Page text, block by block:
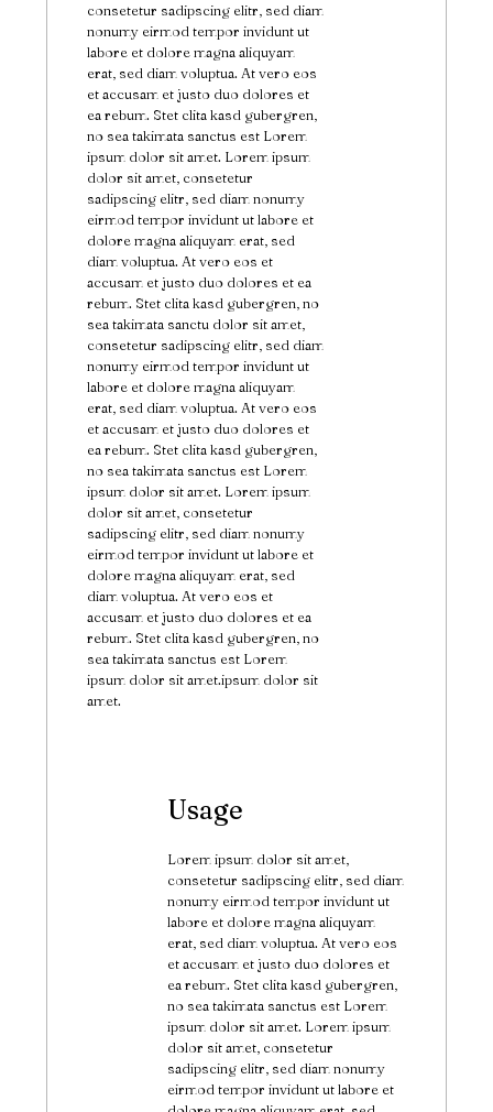
consetetur sadipscing elitr, sed diam
nonumy eirmod tempor invidunt ut
labore et dolore magna aliquyam
erat, sed diam voluptua. At vero eos
et accusam et justo duo dolores et
ea rebum. Stet clita kasd gubergren,
no sea takimata sanctus est Lorem
ipsum dolor sit amet. Lorem ipsum
dolor sit amet, consetetur
sadipscing elitr, sed diam nonumy
eirmod tempor invidunt ut labore et
dolore magna aliquyam erat, sed
diam voluptua. At vero eos et
accusam et justo duo dolores et ea
rebum. Stet clita kasd gubergren, no
sea takimata sanctu dolor sit amet,
consetetur sadipscing elitr, sed diam
nonumy eirmod tempor invidunt ut
labore et dolore magna aliquyam
erat, sed diam voluptua. At vero eos
et accusam et justo duo dolores et
ea rebum. Stet clita kasd gubergren,
no sea takimata sanctus est Lorem
ipsum dolor sit amet. Lorem ipsum
dolor sit amet, consetetur
sadipscing elitr, sed diam nonumy
eirmod tempor invidunt ut labore et
dolore magna aliquyam erat, sed
diam voluptua. At vero eos et
accusam et justo duo dolores et ea
rebum. Stet clita kasd gubergren, no
sea takimata sanctus est Lorem
ipsum dolor sit amet.ipsum dolor sit
amet.
Usage
Lorem ipsum dolor sit amet,
consetetur sadipscing elitr, sed diam
nonumy eirmod tempor invidunt ut
labore et dolore magna aliquyam
erat, sed diam voluptua. At vero eos
et accusam et justo duo dolores et
ea rebum. Stet clita kasd gubergren,
no sea takimata sanctus est Lorem
ipsum dolor sit amet. Lorem ipsum
dolor sit amet, consetetur
sadipscing elitr, sed diam nonumy
eirmod tempor invidunt ut labore et